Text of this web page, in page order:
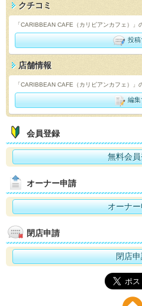
クチコミ
「CARIBBEAN CAFE（カリビアンカフェ）」
投稿
店舗情報
「CARIBBEAN CAFE（カリビアンカフェ）」
編集
会員登録
無料会
オーナー申請
オーナ
閉店申請
閉店